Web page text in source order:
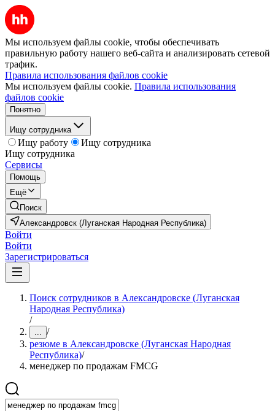
Мы используем файлы cookie, чтобы обеспечивать
правильную работу нашего веб-сайта и анализировать сетевой
трафик.
Правила использования файлов cookie
Мы используем файлы cookie. Правила использования
файлов cookie
Понятно
Ищу сотрудника
Ищу работу
Ищу сотрудника
Ищу сотрудника
Сервисы
Помощь
Ещё
Поиск
Александровск (Луганская Народная Республика)
Войти
Войти
Зарегистрироваться
Поиск сотрудников в Александровске (Луганская
Народная Республика)
/
... /
резюме в Александровске (Луганская Народная
Республика)/
менеджер по продажам FMCG